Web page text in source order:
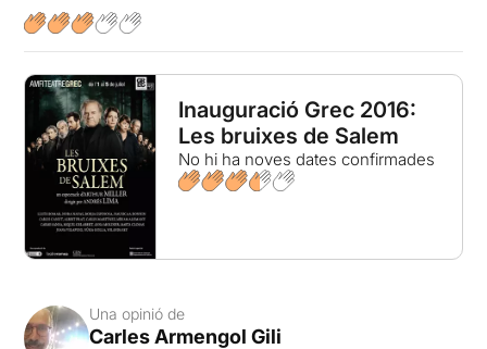
Inauguració Grec 2016:
Les bruixes de Salem
No hi ha noves dates confirmades
Una opinió de
Carles Armengol Gili